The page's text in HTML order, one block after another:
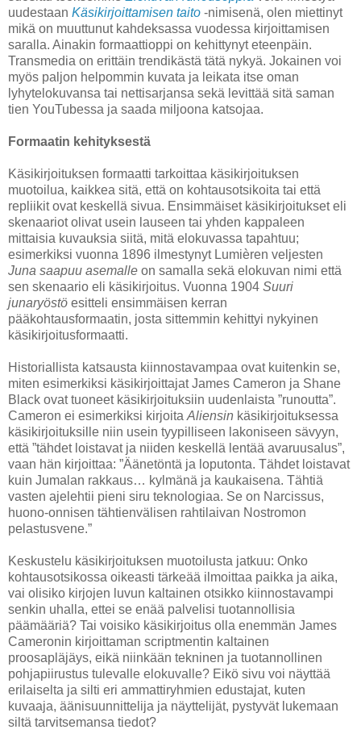
uudestaan Käsikirjoittamisen taito -nimisenä, olen miettinyt
mikä on muuttunut kahdeksassa vuodessa kirjoittamisen
saralla. Ainakin formaattioppi on kehittynyt eteenpäin.
Transmedia on erittäin trendikästä tätä nykyä. Jokainen voi
myös paljon helpommin kuvata ja leikata itse oman
lyhytelokuvansa tai nettisarjansa sekä levittää sitä saman
tien YouTubessa ja saada miljoona katsojaa.
Formaatin kehityksestä
Käsikirjoituksen formaatti tarkoittaa käsikirjoituksen
muotoilua, kaikkea sitä, että on kohtausotsikoita tai että
repliikit ovat keskellä sivua. Ensimmäiset käsikirjoitukset eli
skenaariot olivat usein lauseen tai yhden kappaleen
mittaisia kuvauksia siitä, mitä elokuvassa tapahtuu;
esimerkiksi vuonna 1896 ilmestynyt Lumièren veljesten
Juna saapuu asemalle on samalla sekä elokuvan nimi että
sen skenaario eli käsikirjoitus. Vuonna 1904 Suuri
junaryöstö esitteli ensimmäisen kerran
pääkohtausformaatin, josta sittemmin kehittyi nykyinen
käsikirjoitusformaatti.
Historiallista katsausta kiinnostavampaa ovat kuitenkin se,
miten esimerkiksi käsikirjoittajat James Cameron ja Shane
Black ovat tuoneet käsikirjoituksiin uudenlaista ”runoutta”.
Cameron ei esimerkiksi kirjoita Aliensin käsikirjoituksessa
käsikirjoituksille niin usein tyypilliseen lakoniseen sävyyn,
että ”tähdet loistavat ja niiden keskellä lentää avaruusalus”,
vaan hän kirjoittaa: ”Äänetöntä ja loputonta. Tähdet loistavat
kuin Jumalan rakkaus… kylmänä ja kaukaisena. Tähtiä
vasten ajelehtii pieni siru teknologiaa. Se on Narcissus,
huono-onnisen tähtienvälisen rahtilaivan Nostromon
pelastusvene.”
Keskustelu käsikirjoituksen muotoilusta jatkuu: Onko
kohtausotsikossa oikeasti tärkeää ilmoittaa paikka ja aika,
vai olisiko kirjojen luvun kaltainen otsikko kiinnostavampi
senkin uhalla, ettei se enää palvelisi tuotannollisia
päämääriä? Tai voisiko käsikirjoitus olla enemmän James
Cameronin kirjoittaman scriptmentin kaltainen
proosapläjäys, eikä niinkään tekninen ja tuotannollinen
pohjapiirustus tulevalle elokuvalle? Eikö sivu voi näyttää
erilaiselta ja silti eri ammattiryhmien edustajat, kuten
kuvaaja, äänisuunnittelija ja näyttelijät, pystyvät lukemaan
siltä tarvitsemansa tiedot?